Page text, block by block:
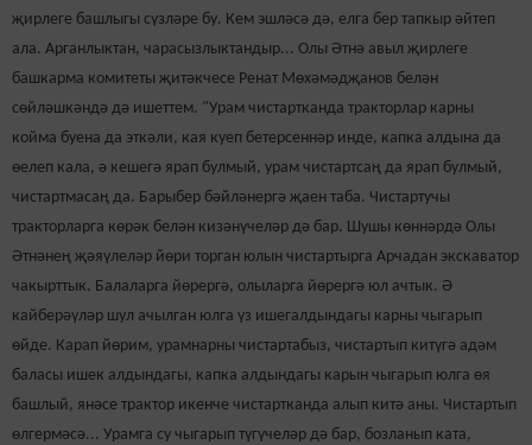
җирлеге башлыгы сүзләре бу. Кем эшләсә дә, елга бер тапкыр әйтеп
ала. Арганлыктан, чарасызлыктандыр... Олы Әтнә авыл җирлеге
башкарма комитеты җитәкчесе Ренат Мөхәмәдҗанов белән
сөйләшкәндә дә ишеттем. "Урам чистартканда тракторлар карны
койма буена да эткәли, кая куеп бетерсеннәр инде, капка алдына да
өелеп кала, ә кешегә ярап булмый, урам чистартсаң да ярап булмый,
чистартмасаң да. Барыбер бәйләнергә җаен таба. Чистартучы
тракторларга көрәк белән кизәнүчеләр дә бар. Шушы көннәрдә Олы
Әтнәнең җәяүлеләр йөри торган юлын чистартырга Арчадан экскаватор
чакырттык. Балаларга йөрергә, олыларга йөрергә юл ачтык. Ә
кайберәүләр шул ачылган юлга үз ишегалдындагы карны чыгарып
өйде. Карап йөрим, урамнарны чистартабыз, чистартып китүгә адәм
баласы ишек алдындагы, капка алдындагы карын чыгарып юлга өя
башлый, янәсе трактор икенче чистартканда алып китә аны. Чистартып
өлгермәсә... Урамга су чыгарып түгүчеләр дә бар, бозланып ката,